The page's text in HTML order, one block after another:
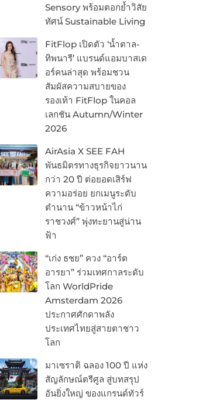
Sensory พร้อมตอกย้ำวิสัย
ทัศน์ Sustainable Living
FitFlop เปิดตัว ‘น้ำตาล-
ทิพนารี’ แบรนด์แอมบาสเด
อร์คนล่าสุด พร้อมชวน
สัมผัสความสบายของ
รองเท้า FitFlop ในคอล
เลกชัน Autumn/Winter
2026
AirAsia X SEE FAH
พันธมิตรทางธุรกิจยาวนาน
กว่า 20 ปี ต่อยอดเสิร์ฟ
ความอร่อย ยกเมนูระดับ
ตำนาน “ข้าวหน้าไก่
ราชวงศ์” พุ่งทะยานสู่น่าน
ฟ้า
“เก่ง ธชย” ควง “อาร์ต
อารยา” ร่วมเทศกาลระดับ
โลก WorldPride
Amsterdam 2026
ประกาศศักดาพลัง
ประเทศไทยสู่สายตาชาว
โลก
มาเซราติ ฉลอง 100 ปี แห่ง
สัญลักษณ์ตรีศูล สู่บทสรุป
อันยิ่งใหญ่ ของแกรนด์ทัวร์